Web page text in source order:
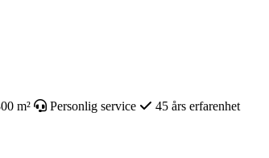
m² Personlig service
45 års erfarenhet